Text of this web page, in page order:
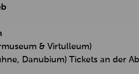
& Virtulleum)
Danubium) Tickets an der